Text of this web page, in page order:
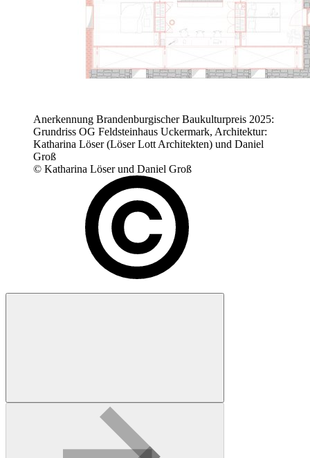
Anerkennung Brandenburgischer Baukulturpreis 2025:
Grundriss OG Feldsteinhaus Uckermark, Architektur:
Katharina Löser (Löser Lott Architekten) und Daniel
Groß
© Katharina Löser und Daniel Groß